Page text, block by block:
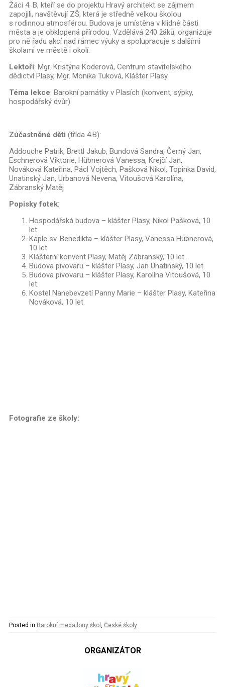
Žáci 4. B, kteří se do projektu Hravý architekt se zájmem
zapojili, navštěvují ZŠ, která je středně velkou školou
s rodinnou atmosférou. Budova je umístěna v klidné části
města a je obklopená přírodou. Vzdělává 240 žáků, organizuje
pro ně řadu akcí nad rámec výuky a spolupracuje s dalšími
školami ve městě i okolí.
Lektoři: Mgr. Kristýna Koderová, Centrum stavitelského
dědictví Plasy, Mgr. Monika Tuková, Klášter Plasy
Téma lekce: Barokní památky v Plasích (konvent, sýpky,
hospodářský dvůr)
Zúčastněné děti (třída 4.B):
Addouche Patrik, Brettl Jakub, Bundová Sandra, Černý Jan,
Eschnerová Viktorie, Hübnerová Vanessa, Krejčí Jan,
Nováková Kateřina, Pácl Vojtěch, Pašková Nikol, Topinka David,
Unatinský Jan, Urbanová Nevena, Vitoušová Karolína,
Zábranský Matěj
Popisky fotek:
Hospodářská budova – klášter Plasy, Nikol Pašková, 10
let.
Kaple sv. Benedikta – klášter Plasy, Vanessa Hübnerová,
10 let.
Klášterní konvent Plasy, Matěj Zábranský, 10 let.
Budova pivovaru – klášter Plasy, Jan Unatinský, 10 let.
Budova pivovaru – klášter Plasy, Karolína Vitoušová, 10
let.
Kostel Nanebevzetí Panny Marie – klášter Plasy, Kateřina
Nováková, 10 let.
Fotografie ze školy:
Posted in Barokní medailony škol , České školy
ORGANIZÁTOR